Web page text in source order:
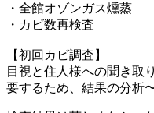
・全館オゾンガス燻蒸
・カビ数再検査
【初回カビ調査】
目視と住人様への聞き取
要するため、結果の分析